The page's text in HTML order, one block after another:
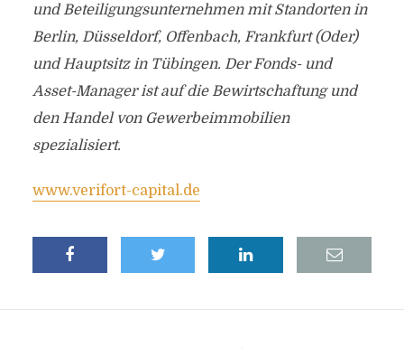
und Beteiligungsunternehmen mit Standorten in
Berlin, Düsseldorf, Offenbach, Frankfurt (Oder)
und Hauptsitz in Tübingen. Der Fonds- und
Asset-Manager ist auf die Bewirtschaftung und
den Handel von Gewerbeimmobilien
spezialisiert.
www.verifort-capital.de